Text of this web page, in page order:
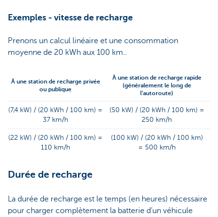
Exemples - vitesse de recharge
Prenons un calcul linéaire et une consommation
moyenne de 20 kWh aux 100 km..
À une station de recharge privée
ou publique
À une station de recharge rapide
(généralement le long de
l’autoroute)
(7,4 kW) / (20 kWh / 100 km) =
37 km/h
(50 kW) / (20 kWh / 100 km) =
250 km/h
(22 kW) / (20 kWh / 100 km) =
110 km/h
(100 kW) / (20 kWh / 100 km)
= 500 km/h
Durée de recharge
La durée de recharge est le temps (en heures) nécessaire
pour charger complètement la batterie d’un véhicule